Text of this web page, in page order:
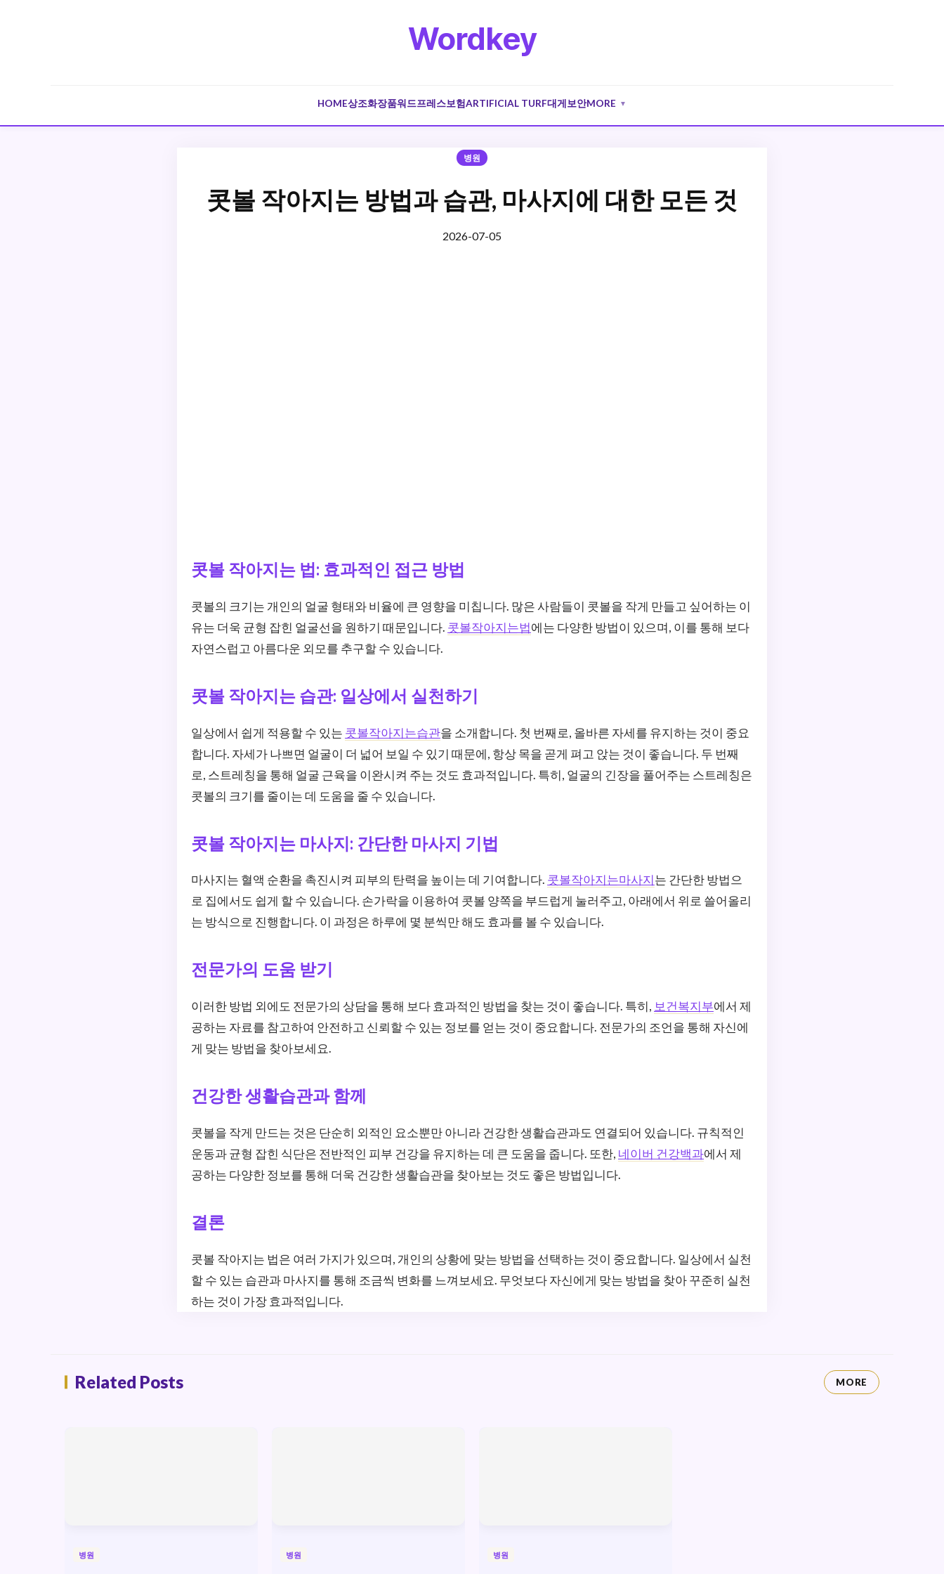
Wordkey
HOME상조화장품워드프레스보험ARTIFICIAL TURF대게 보안MORE ▼
병원
콧볼 작아지는 방법과 습관, 마사지에 대한 모든 것
2026-07-05
콧볼 작아지는 법: 효과적인 접근 방법
콧볼의 크기는 개인의 얼굴 형태와 비율에 큰 영향을 미칩니다. 많은 사람들이 콧볼을 작게 만들고 싶어하는 이
유는 더욱 균형 잡힌 얼굴선을 원하기 때문입니다. 콧볼작아지는법에는 다양한 방법이 있으며, 이를 통해 보다
자연스럽고 아름다운 외모를 추구할 수 있습니다.
콧볼 작아지는 습관: 일상에서 실천하기
일상에서 쉽게 적용할 수 있는 콧볼작아지는습관을 소개합니다. 첫 번째로, 올바른 자세를 유지하는 것이 중요
합니다. 자세가 나쁘면 얼굴이 더 넓어 보일 수 있기 때문에, 항상 목을 곧게 펴고 앉는 것이 좋습니다. 두 번째
로, 스트레칭을 통해 얼굴 근육을 이완시켜 주는 것도 효과적입니다. 특히, 얼굴의 긴장을 풀어주는 스트레칭은
콧볼의 크기를 줄이는 데 도움을 줄 수 있습니다.
콧볼 작아지는 마사지: 간단한 마사지 기법
마사지는 혈액 순환을 촉진시켜 피부의 탄력을 높이는 데 기여합니다. 콧볼작아지는마사지는 간단한 방법으
로 집에서도 쉽게 할 수 있습니다. 손가락을 이용하여 콧볼 양쪽을 부드럽게 눌러주고, 아래에서 위로 쓸어올리
는 방식으로 진행합니다. 이 과정은 하루에 몇 분씩만 해도 효과를 볼 수 있습니다.
전문가의 도움 받기
이러한 방법 외에도 전문가의 상담을 통해 보다 효과적인 방법을 찾는 것이 좋습니다. 특히, 보건복지부에서 제
공하는 자료를 참고하여 안전하고 신뢰할 수 있는 정보를 얻는 것이 중요합니다. 전문가의 조언을 통해 자신에
게 맞는 방법을 찾아보세요.
건강한 생활습관과 함께
콧볼을 작게 만드는 것은 단순히 외적인 요소뿐만 아니라 건강한 생활습관과도 연결되어 있습니다. 규칙적인
운동과 균형 잡힌 식단은 전반적인 피부 건강을 유지하는 데 큰 도움을 줍니다. 또한, 네이버 건강백과에서 제
공하는 다양한 정보를 통해 더욱 건강한 생활습관을 찾아보는 것도 좋은 방법입니다.
결론
콧볼 작아지는 법은 여러 가지가 있으며, 개인의 상황에 맞는 방법을 선택하는 것이 중요합니다. 일상에서 실천
할 수 있는 습관과 마사지를 통해 조금씩 변화를 느껴보세요. 무엇보다 자신에게 맞는 방법을 찾아 꾸준히 실천
하는 것이 가장 효과적입니다.
Related Posts MORE
병원 병원 병원